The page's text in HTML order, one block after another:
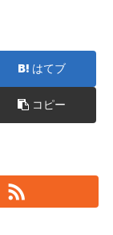
はてブ
コピー